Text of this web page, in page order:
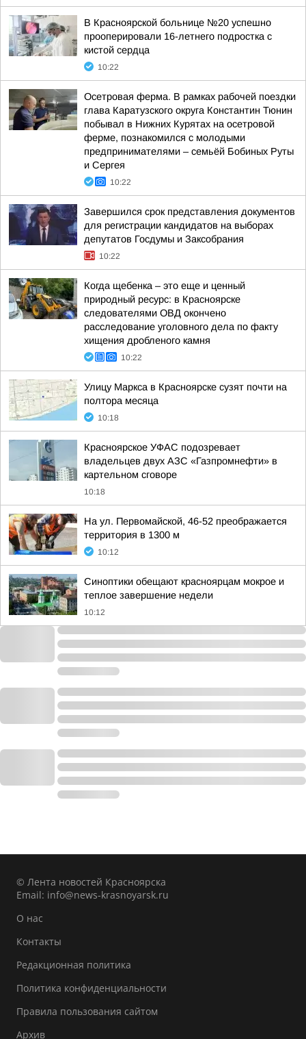
В Красноярской больнице №20 успешно
прооперировали 16-летнего подростка с
кистой сердца
10:22
Осетровая ферма. В рамках рабочей поездки
глава Каратузского округа Константин Тюнин
побывал в Нижних Курятах на осетровой
ферме, познакомился с молодыми
предпринимателями – семьёй Бобиных Руты
и Сергея
10:22
Завершился срок представления документов
для регистрации кандидатов на выборах
депутатов Госдумы и Заксобрания
10:22
Когда щебенка – это еще и ценный
природный ресурс: в Красноярске
следователями ОВД окончено
расследование уголовного дела по факту
хищения дробленого камня
10:22
Улицу Маркса в Красноярске сузят почти на
полтора месяца
10:18
Красноярское УФАС подозревает
владельцев двух АЗС «Газпромнефти» в
картельном сговоре
10:18
На ул. Первомайской, 46-52 преображается
территория в 1300 м
10:12
Синоптики обещают красноярцам мокрое и
теплое завершение недели
10:12
© Лента новостей Красноярска
Email: info@news-krasnoyarsk.ru
О нас
Контакты
Редакционная политика
Политика конфиденциальности
Правила пользования сайтом
Архив